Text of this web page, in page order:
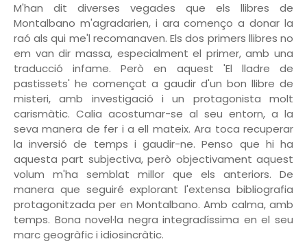
M'han dit diverses vegades que els llibres de
Montalbano m'agradarien, i ara començo a donar la
raó als qui me'l recomanaven. Els dos primers llibres no
em van dir massa, especialment el primer, amb una
traducció infame. Però en aquest 'El lladre de
pastissets' he començat a gaudir d'un bon llibre de
misteri, amb investigació i un protagonista molt
carismàtic. Calia acostumar-se al seu entorn, a la
seva manera de fer i a ell mateix. Ara toca recuperar
la inversió de temps i gaudir-ne. Penso que hi ha
aquesta part subjectiva, però objectivament aquest
volum m'ha semblat millor que els anteriors. De
manera que seguiré explorant l'extensa bibliografia
protagonitzada per en Montalbano. Amb calma, amb
temps. Bona novel·la negra integradíssima en el seu
marc geogràfic i idiosincràtic.